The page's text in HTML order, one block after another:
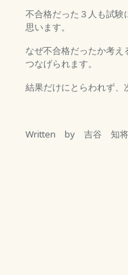
不合格だった３人も試験
思います。
なぜ不合格だったか考
つなげられます。
結果だけにとらわれず、
Written by 吉谷 知将